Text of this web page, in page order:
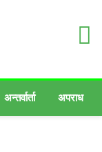
अन्तर्वार्ता अपराध